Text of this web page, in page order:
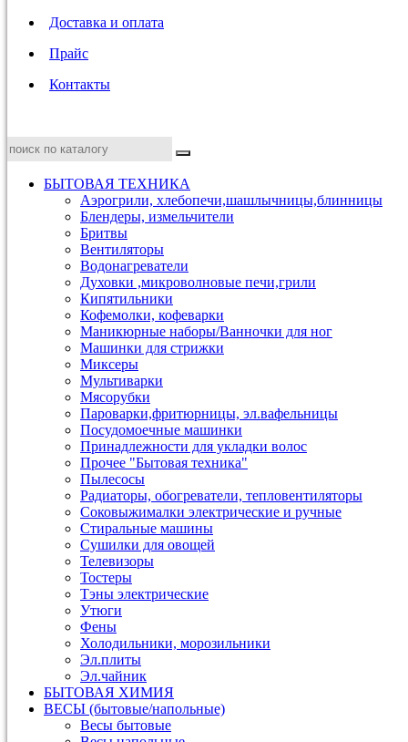
Доставка и оплата
Прайс
Контакты
БЫТОВАЯ ТЕХНИКА
Аэрогрили, хлебопечи,шашлычницы,блинницы
Блендеры, измельчители
Бритвы
Вентиляторы
Водонагреватели
Духовки ,микроволновые печи,грили
Кипятильники
Кофемолки, кофеварки
Маникюрные наборы/Ванночки для ног
Машинки для стрижки
Миксеры
Мультиварки
Мясорубки
Пароварки,фритюрницы, эл.вафельницы
Посудомоечные машинки
Принадлежности для укладки волос
Прочее "Бытовая техника"
Пылесосы
Радиаторы, обогреватели, тепловентиляторы
Соковыжималки электрические и ручные
Стиральные машины
Сушилки для овощей
Телевизоры
Тостеры
Тэны электрические
Утюги
Фены
Холодильники, морозильники
Эл.плиты
Эл.чайник
БЫТОВАЯ ХИМИЯ
ВЕСЫ (бытовые/напольные)
Весы бытовые